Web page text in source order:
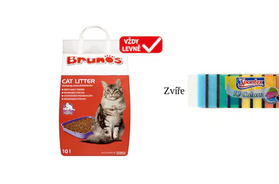
Zvíře